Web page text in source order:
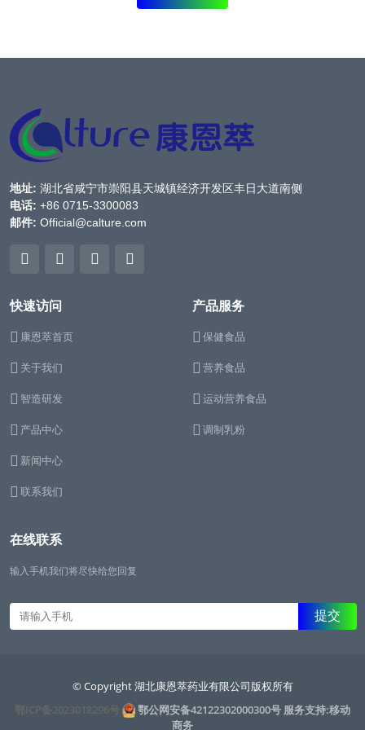
地址: 湖北省咸宁市崇阳县天城镇经济开发区丰日大道南侧
电话: +86 0715-3300083
邮件: Official@calture.com
快速访问
康恩萃首页
关于我们
智造研发
产品中心
新闻中心
联系我们
产品服务
保健食品
营养食品
运动营养食品
调制乳粉
在线联系
输入手机我们将尽快给您回复
© Copyright 湖北康恩萃药业有限公司版权所有
鄂ICP备2023018296号
鄂公网安备42122302000300号 服务支持:移动
商务